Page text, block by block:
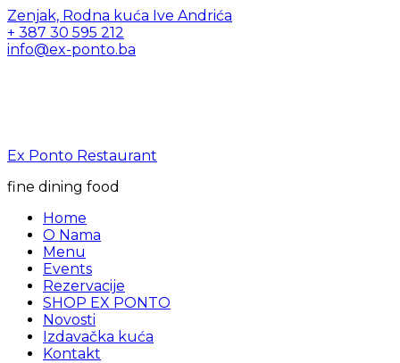
Zenjak, Rodna kuća Ive Andrića
+ 387 30 595 212
info@ex-ponto.ba
Ex Ponto Restaurant
fine dining food
Home
O Nama
Menu
Events
Rezervacije
SHOP EX PONTO
Novosti
Izdavačka kuća
Kontakt